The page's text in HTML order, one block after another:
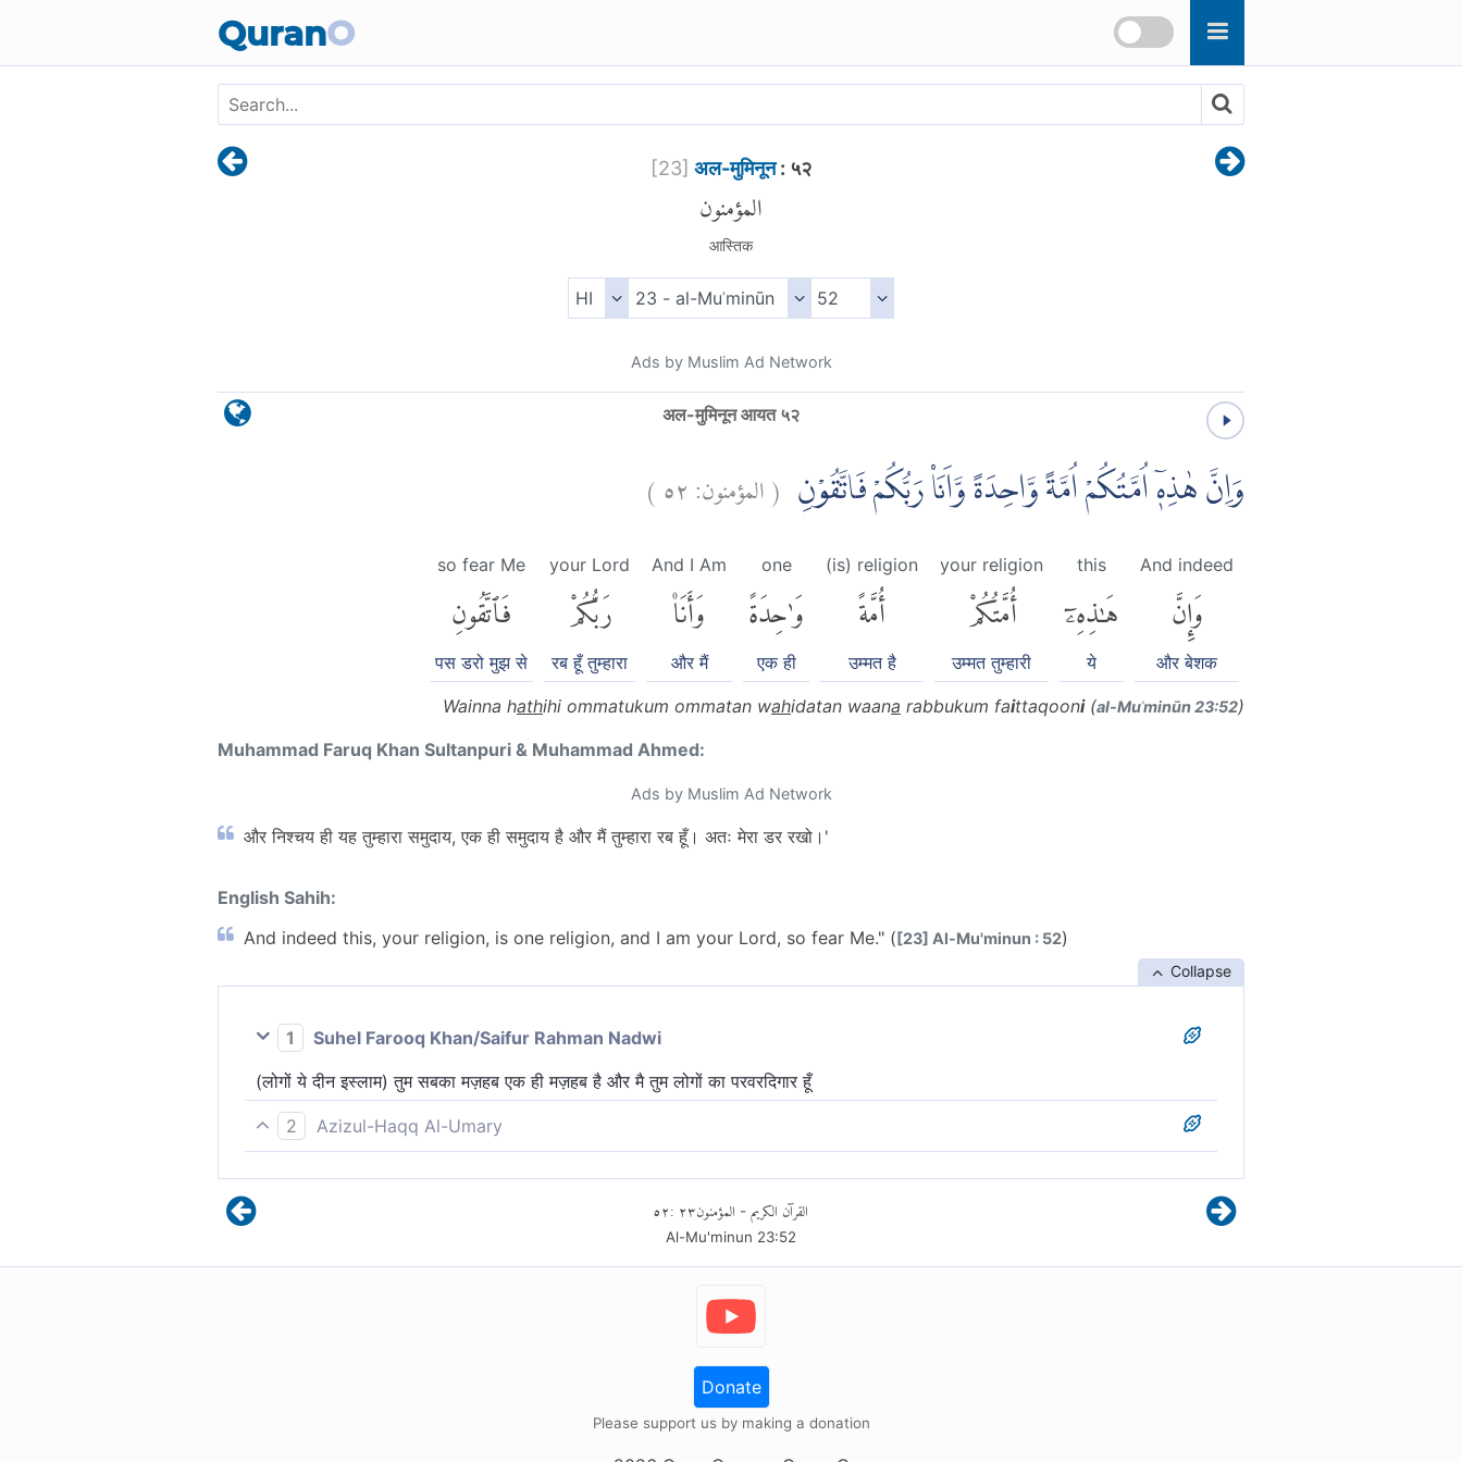
QuranO
[23] अल-मुमिनून: ५२
المؤمنون
आस्तिक
Ads by Muslim Ad Network
अल-मुमिनून आयत ५२
وَاِنَّ هٰذِهٖٓ اُمَّتُكُمْ اُمَّةً وَّاحِدَةً وَّاَنَا۠ رَبُّكُمْ فَاتَّقُوْنِ (المؤمنون:٥٢)
And indeed
وَإِنَّ
और बेशक
this
هَٰذِهِۦٓ
ये
your religion
أُمَّتُكُمْ
उम्मत तुम्हारी
(is) religion
أُمَّةً
उम्मत है
one
وَٰحِدَةً
एक ही
And I Am
وَأَنَا۠
और मैं
your Lord
رَبُّكُمْ
रब हूँ तुम्हारा
so fear Me
فَٱتَّقُونِ
पस डरो मुझ से
Wainna hathihi ommatukum ommatan wahidatan waana rabbukum faittaqooni(al-Muʾminūn 23:52)
Muhammad Faruq Khan Sultanpuri & Muhammad Ahmed:
Ads by Muslim Ad Network
और निश्चय ही यह तुम्हारा समुदाय, एक ही समुदाय है और मैं तुम्हारा रब हूँ। अतः मेरा डर रखो।'
English Sahih:
And indeed this, your religion, is one religion, and I am your Lord, so fear Me." ([23] Al-Mu'minun : 52)
Collapse
1
Suhel Farooq Khan/Saifur Rahman Nadwi
(लोगों ये दीन इस्लाम) तुम सबका मज़हब एक ही मज़हब है और मै तुम लोगों का परवरदिगार हूँ
2
Azizul-Haqq Al-Umary
القرآن الكريم - المؤمنون٢٣:٥٢
Al-Mu'minun 23:52
Donate
Please support us by making a donation